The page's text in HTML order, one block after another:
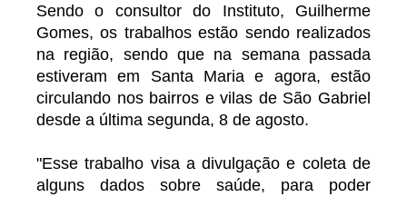
Sendo o consultor do Instituto, Guilherme
Gomes, os trabalhos estão sendo realizados
na região, sendo que na semana passada
estiveram em Santa Maria e agora, estão
circulando nos bairros e vilas de São Gabriel
desde a última segunda, 8 de agosto.
"Esse trabalho visa a divulgação e coleta de
alguns dados sobre saúde, para poder